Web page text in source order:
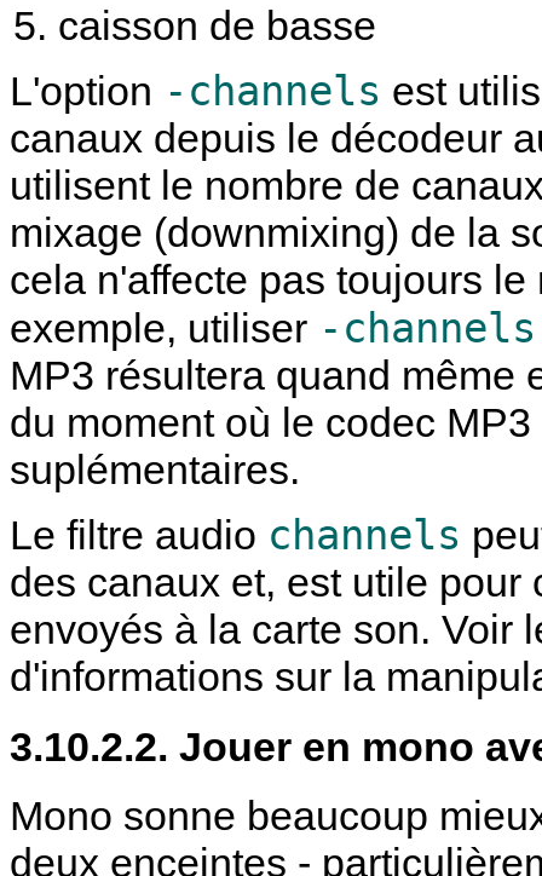
caisson de basse
L'option -channels est
canaux depuis le décodeur
utilisent le nombre de
mixage (downmixing) de la
cela n'affecte pas toujours
exemple, utiliser -
MP3 résultera quand même
du moment où le codec
suplémentaires.
Le filtre audio channels
des canaux et, est utile
envoyés à la carte son. Voir
d'informations sur la
3.10.2.2. Jouer en mono
Mono sonne beaucoup
deux enceintes -